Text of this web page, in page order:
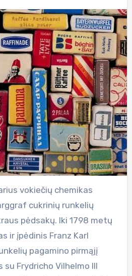
vokiečių chemikas
cukrinių runkelių
pėdsakų. Iki 1798 metų
ir įpėdinis Franz Karl
pagamino pirmąjį
su Frydricho Vilhelmo III